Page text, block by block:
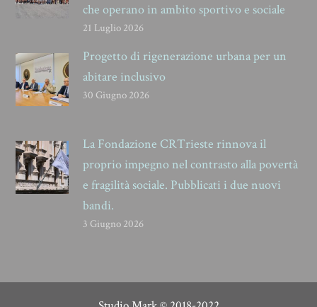
che operano in ambito sportivo e sociale
21 Luglio 2026
Progetto di rigenerazione urbana per un
abitare inclusivo
30 Giugno 2026
La Fondazione CRTrieste rinnova il
proprio impegno nel contrasto alla povertà
e fragilità sociale. Pubblicati i due nuovi
bandi.
3 Giugno 2026